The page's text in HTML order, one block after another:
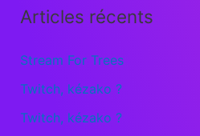
Articles récents
Stream For Trees
Twitch, kézako ?
Twitch, kézako ?